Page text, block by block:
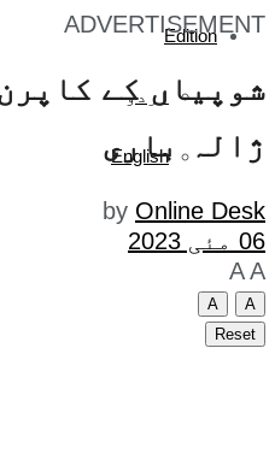
Edition
اردو
English
ADVERTISEMENT
شوپیاں کے
ژالہ باری
by Online Desk
06 مئی 2023
A A
A
A
Reset